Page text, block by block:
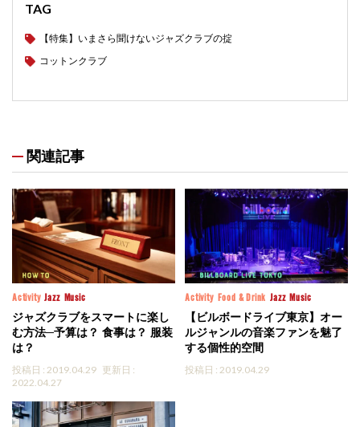
TAG
【特集】いまさら聞けないジャズクラブの掟
コットンクラブ
関連記事
Activity Jazz Music
ジャズクラブをスマートに楽し
む方法─予算は？ 食事は？ 服装
は？
投稿日 : 2019.04.29 更新日 :
2022.04.27
Activity Food & Drink Jazz Music
【ビルボードライブ東京】オー
ルジャンルの音楽ファンを魅了
する個性的空間
投稿日 : 2019.04.29